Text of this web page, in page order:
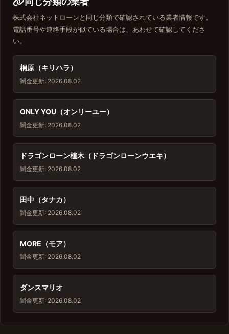
株式会社ネットローンと同じ分類で確認されている業者情報です。
電話番号や連絡手段が似ている場合は、あわせて確認してくださ
い。
桐原（キリハラ）
闇金更新: 2026.08.02
ONLY YOU（オンリーユー）
闇金更新: 2026.08.02
ドラゴンローン植木（ドラゴンローンウエキ）
闇金更新: 2026.08.02
田中（タナカ）
闇金更新: 2026.08.02
MORE（モア）
闇金更新: 2026.08.02
ダンスマリオ
闇金更新: 2026.08.02